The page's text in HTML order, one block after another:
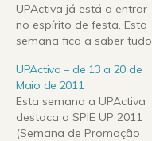
UPActiva já está a entrar
no espírito de festa. Esta
semana fica a saber tudo
Queimódromo! Parceria
Engenharia Rádio / JPR
Especial Queima 2012 -
Parte 1
UPActiva – de 13 a 20 de
Maio de 2011
Esta semana a UPActiva
destaca a SPIE UP 2011
(Semana de Promoção